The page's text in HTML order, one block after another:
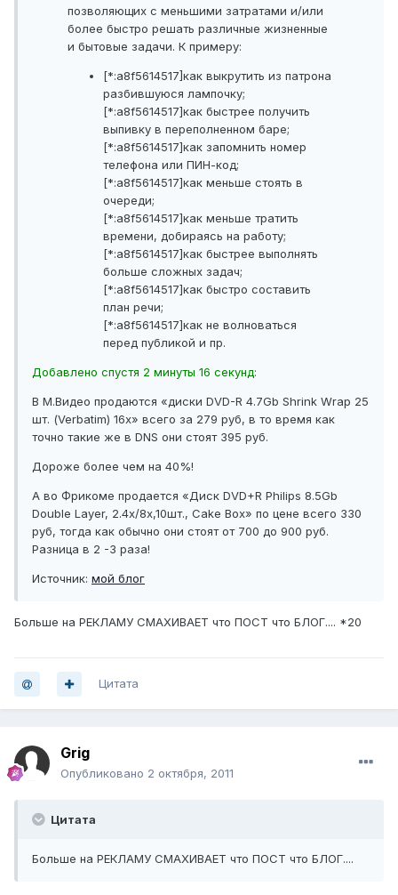
позволяющих с меньшими затратами и/или
более быстро решать различные жизненные
и бытовые задачи. К примеру:
[*:a8f5614517]как выкрутить из патрона
разбившуюся лампочку;
[*:a8f5614517]как быстрее получить
выпивку в переполненном баре;
[*:a8f5614517]как запомнить номер
телефона или ПИН-код;
[*:a8f5614517]как меньше стоять в
очереди;
[*:a8f5614517]как меньше тратить
времени, добираясь на работу;
[*:a8f5614517]как быстрее выполнять
больше сложных задач;
[*:a8f5614517]как быстро составить
план речи;
[*:a8f5614517]как не волноваться
перед публикой и пр.
Добавлено спустя 2 минуты 16 секунд:
В M.Видео продаются «диски DVD-R 4.7Gb Shrink Wrap 25
шт. (Verbatim) 16x» всего за 279 руб, в то время как
точно такие же в DNS они стоят 395 руб.
Дороже более чем на 40%!
А во Фрикоме продается «Диск DVD+R Philips 8.5Gb
Double Layer, 2.4x/8x,10шт., Cake Box» по цене всего 330
руб, тогда как обычно они стоят от 700 до 900 руб.
Разница в 2 -3 раза!
Источник: мой блог
Больше на РЕКЛАМУ СМАХИВАЕТ что ПОСТ что БЛОГ.... *20
Цитата
Grig
Опубликовано 2 октября, 2011
Цитата
Больше на РЕКЛАМУ СМАХИВАЕТ что ПОСТ что БЛОГ....